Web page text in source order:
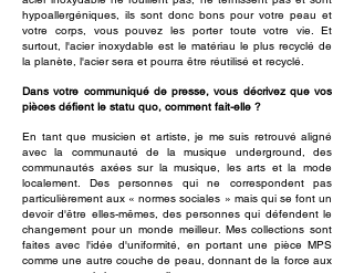
hypoallergéniques, ils sont donc bons pour votre peau et
votre corps, vous pouvez les porter toute votre vie. Et
surtout, l'acier inoxydable est le matériau le plus recyclé de
la planète, l'acier sera et pourra être réutilisé et recyclé.
Dans votre communiqué de presse, vous décrivez que vos
pièces défient le statu quo, comment fait-elle ?
En tant que musicien et artiste, je me suis retrouvé aligné
avec la communauté de la musique underground, des
communautés axées sur la musique, les arts et la mode
localement. Des personnes qui ne correspondent pas
particulièrement aux « normes sociales » mais qui se font un
devoir d'être elles-mêmes, des personnes qui défendent le
changement pour un monde meilleur. Mes collections sont
faites avec l'idée d'uniformité, en portant une pièce MPS
comme une autre couche de peau, donnant de la force aux